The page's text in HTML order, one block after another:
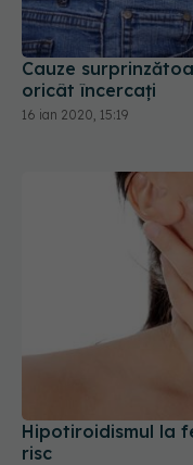
Cauze
oricât încercați
16 ian 2020, 15:19
Hipotiroidismul la
risc